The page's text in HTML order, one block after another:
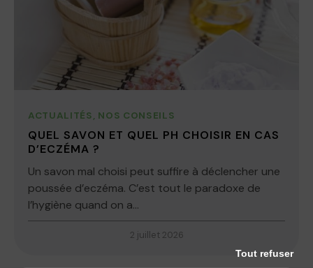
ACTUALITÉS, NOS CONSEILS
QUEL SAVON ET QUEL PH CHOISIR EN CAS
D’ECZÉMA ?
Un savon mal choisi peut suffire à déclencher une
poussée d’eczéma. C’est tout le paradoxe de
l’hygiène quand on a...
2 juillet 2026
Tout refuser